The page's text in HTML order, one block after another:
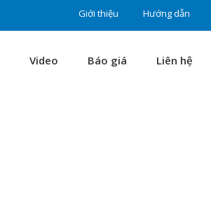
Giới thiệu Hướng dẫn
Video Báo giá Liên hệ